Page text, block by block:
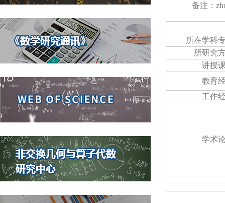
备注：
所在学科
所研究
讲授
教育
工作
学术